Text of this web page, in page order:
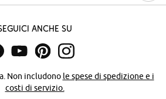
anche su
Non includono le spese di spedizione e i
costi di servizio.